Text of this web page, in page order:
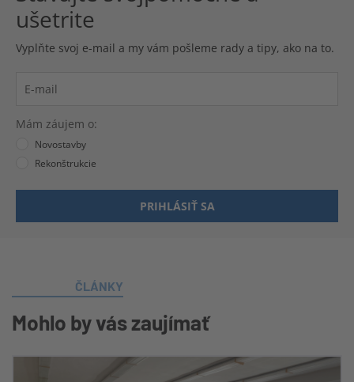
ušetrite
Vyplňte svoj e-mail a my vám pošleme rady a tipy, ako na to.
Mám záujem o:
Novostavby
Rekonštrukcie
PRIHLÁSIŤ SA
ČLÁNKY
Mohlo by vás zaujímať